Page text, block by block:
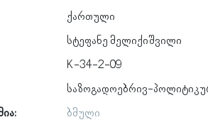
ქართული
სტეფანე მელიქიშვილი
K-34-2-09
საზოგადოებრივ-
ბმული